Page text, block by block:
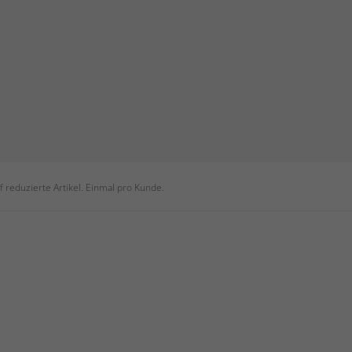
reduzierte Artikel. Einmal pro Kunde.